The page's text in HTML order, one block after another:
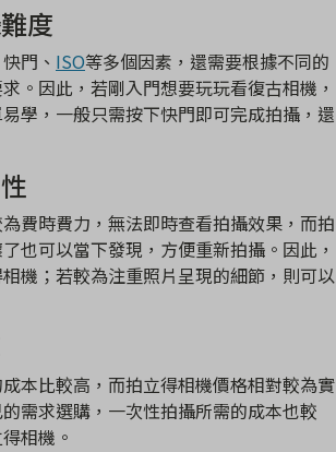
度
門、 ISO等多個因素，還需要根據不同的
。因此，若剛入門想要玩玩看復古相機，
學，一般只需按下快門即可完成拍攝，還
費時費力，無法即時查看拍攝效果，而拍
也可以當下發現，方便重新拍攝。因此，
機；若較為注重照片呈現的細節，則可以
本比較高，而拍立得相機價格相對較為實
需求選購，一次性拍攝所需的成本也較
相機。